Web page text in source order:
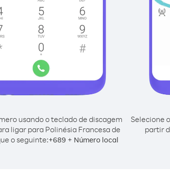
usando o teclado de discagem
ligar para Polinésia Francesa de
o seguinte:+689 + Número local
Selecione
partir